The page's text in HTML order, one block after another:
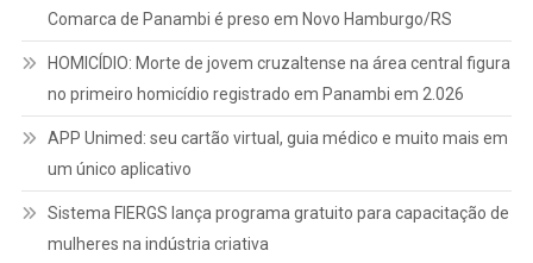
Comarca de Panambi é preso em Novo Hamburgo/RS
HOMICÍDIO: Morte de jovem cruzaltense na área central figura
no primeiro homicídio registrado em Panambi em 2.026
APP Unimed: seu cartão virtual, guia médico e muito mais em
um único aplicativo
Sistema FIERGS lança programa gratuito para capacitação de
mulheres na indústria criativa